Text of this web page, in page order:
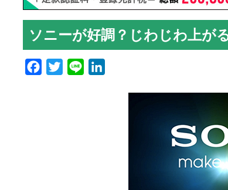
ソニーが好調？じわじわ上が
Facebook
Twitter Line